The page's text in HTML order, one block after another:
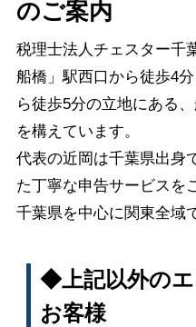
のご案内
税理士法人チェスター千
船橋」駅西口から徒歩4
ら徒歩5分の立地にある
を構えています。
代表の近岡は千葉県出身
た丁寧な申告サービスを
千葉県を中心に関東全域
◆上記以外の
お客様